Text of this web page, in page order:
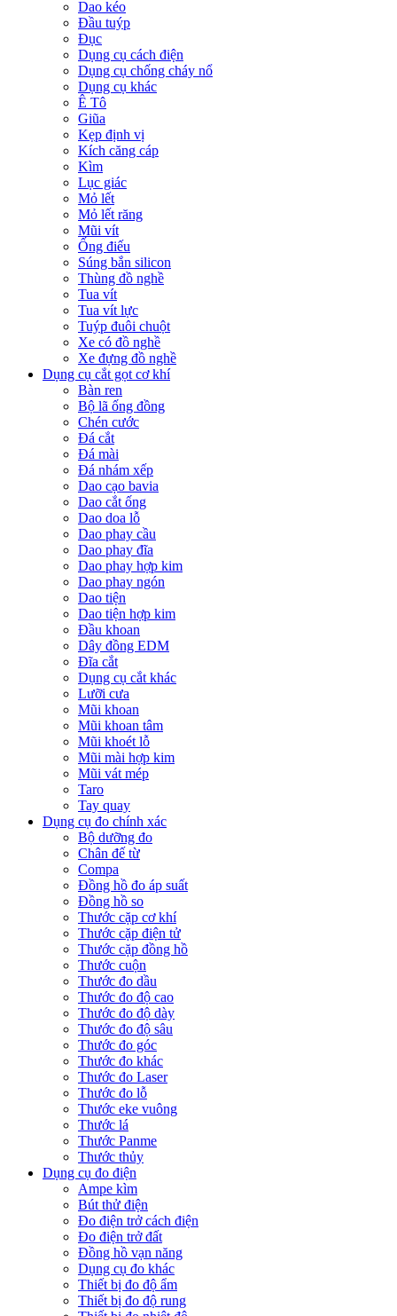
Dao kéo
Đầu tuýp
Đục
Dụng cụ cách điện
Dụng cụ chống cháy nổ
Dụng cụ khác
Ê Tô
Giũa
Kẹp định vị
Kích căng cáp
Kìm
Lục giác
Mỏ lết
Mỏ lết răng
Mũi vít
Ống điếu
Súng bắn silicon
Thùng đồ nghề
Tua vít
Tua vít lực
Tuýp đuôi chuột
Xe có đồ nghề
Xe đựng đồ nghề
Dụng cụ cắt gọt cơ khí
Bàn ren
Bộ lã ống đồng
Chén cước
Đá cắt
Đá mài
Đá nhám xếp
Dao cạo bavia
Dao cắt ống
Dao doa lỗ
Dao phay cầu
Dao phay đĩa
Dao phay hợp kim
Dao phay ngón
Dao tiện
Dao tiện hợp kim
Đầu khoan
Dây đồng EDM
Đĩa cắt
Dụng cụ cắt khác
Lưỡi cưa
Mũi khoan
Mũi khoan tâm
Mũi khoét lỗ
Mũi mài hợp kim
Mũi vát mép
Taro
Tay quay
Dụng cụ đo chính xác
Bộ dưỡng đo
Chân đế từ
Compa
Đồng hồ đo áp suất
Đồng hồ so
Thước cặp cơ khí
Thước cặp điện tử
Thước cặp đồng hồ
Thước cuộn
Thước đo dầu
Thước đo độ cao
Thước đo độ dày
Thước đo độ sâu
Thước đo góc
Thước đo khác
Thước đo Laser
Thước đo lỗ
Thước eke vuông
Thước lá
Thước Panme
Thước thủy
Dụng cụ đo điện
Ampe kìm
Bút thử điện
Đo điện trở cách điện
Đo điện trở đất
Đồng hồ vạn năng
Dụng cụ đo khác
Thiết bị đo độ ẩm
Thiết bị đo độ rung